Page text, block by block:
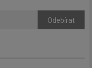
Odebírat